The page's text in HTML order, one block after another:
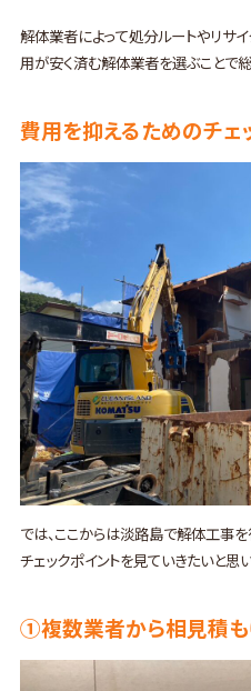
解体業者によって処分ルートやリサ
用が安く済む解体業者を選ぶことで
費用を抑えるためのチェ
では、ここからは淡路島で解体工事
チェックポイントを見ていきたいと思い
①複数業者から相見積も